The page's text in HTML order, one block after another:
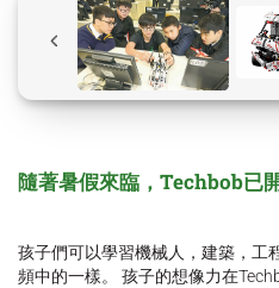
隨著暑假來臨， Techbob已
孩子們可以學習機械人，建築，工
頻中的一樣。 孩子的想像力在